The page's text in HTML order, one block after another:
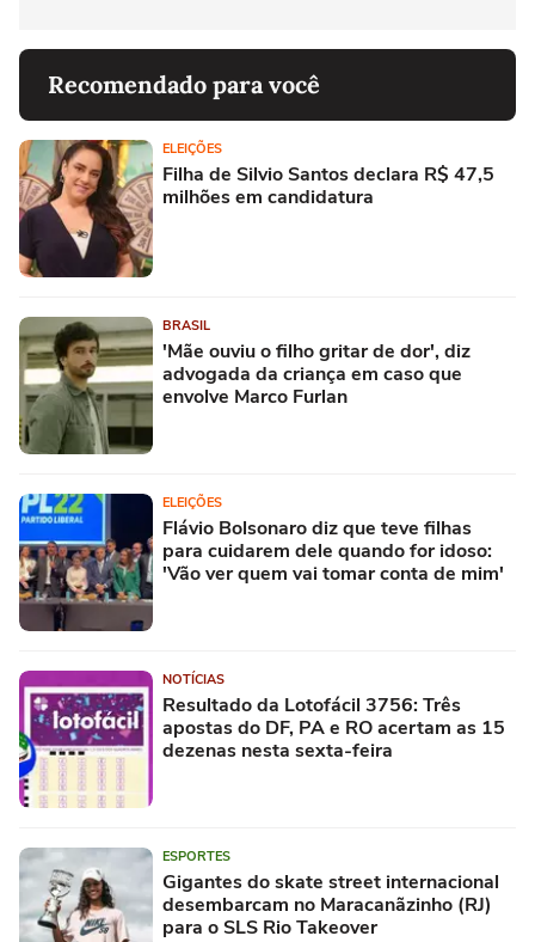
Recomendado para você
ELEIÇÕES
Filha de Silvio Santos declara R$ 47,5
milhões em candidatura
BRASIL
'Mãe ouviu o filho gritar de dor', diz
advogada da criança em caso que
envolve Marco Furlan
ELEIÇÕES
Flávio Bolsonaro diz que teve filhas
para cuidarem dele quando for idoso:
'Vão ver quem vai tomar conta de mim'
NOTÍCIAS
Resultado da Lotofácil 3756: Três
apostas do DF, PA e RO acertam as 15
dezenas nesta sexta-feira
ESPORTES
Gigantes do skate street internacional
desembarcam no Maracanãzinho (RJ)
para o SLS Rio Takeover